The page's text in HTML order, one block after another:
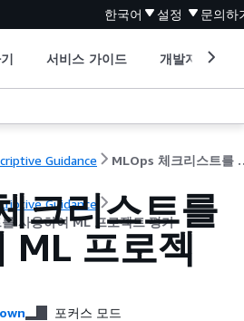
한국어 설정 문의하
서비스 가이드 개발자 도구
Guidance MLOps 체크
Guidance
사용하여 ML 프로젝트 평가
크리스트를
ML 프로젝
포커스 모드